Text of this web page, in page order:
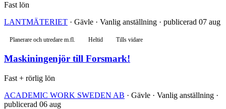
Fast lön
LANTMÄTERIET · Gävle · Vanlig anställning · publicerad 07 aug
Planerare och utredare m.fl. Heltid Tills vidare
Maskiningenjör till Forsmark!
Fast + rörlig lön
ACADEMIC WORK SWEDEN AB · Gävle · Vanlig anställning ·
publicerad 06 aug